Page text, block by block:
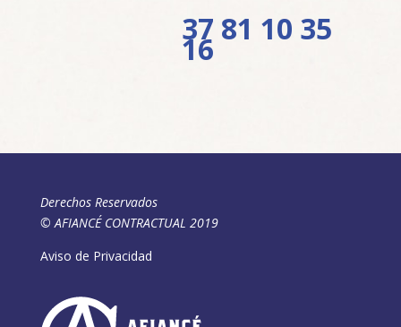
37 81 10 35
16
Derechos Reservados
© AFIANCÉ CONTRACTUAL 2019
Aviso de Privacidad